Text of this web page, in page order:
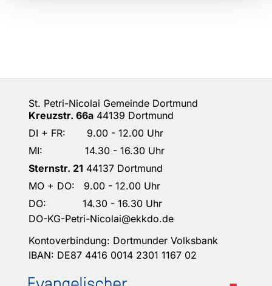
St. Petri-Nicolai Gemeinde Dortmund
Kreuzstr. 66a 44139 Dortmund
DI + FR: 9.00 - 12.00 Uhr
MI: 14.30 - 16.30 Uhr
Sternstr. 21 44137 Dortmund
MO + DO: 9.00 - 12.00 Uhr
DO: 14.30 - 16.30 Uhr
DO-KG-Petri-Nicolai@ekkdo.de
Kontoverbindung: Dortmunder Volksbank
IBAN: DE87 4416 0014 2301 1167 02